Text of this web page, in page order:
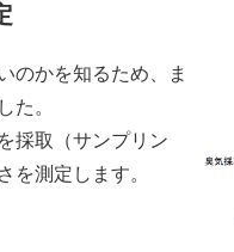
のかを知るため、ま
た。
採取（サンプリン
を測定します。